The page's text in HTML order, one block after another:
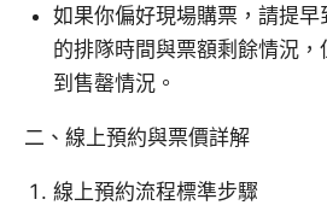
如果你偏好現場購票，請提
的排隊時間與票額剩餘情況
到售罄情況。
二、線上預約與票價詳解
線上預約流程標準步驟